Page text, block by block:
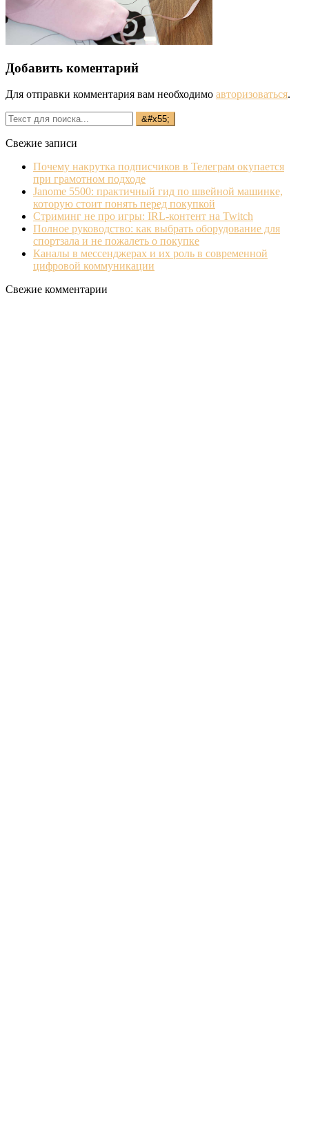
Добавить коментарий
Для отправки комментария вам необходимо авторизоваться.
Свежие записи
Почему накрутка подписчиков в Телеграм окупается
при грамотном подходе
Janome 5500: практичный гид по швейной машинке,
которую стоит понять перед покупкой
Стриминг не про игры: IRL‐контент на Twitch
Полное руководство: как выбрать оборудование для
спортзала и не пожалеть о покупке
Каналы в мессенджерах и их роль в современной
цифровой коммуникации
Свежие комментарии